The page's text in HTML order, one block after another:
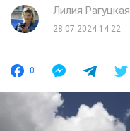
Лилия Рагуцкая
28.07.2024 14:22
0